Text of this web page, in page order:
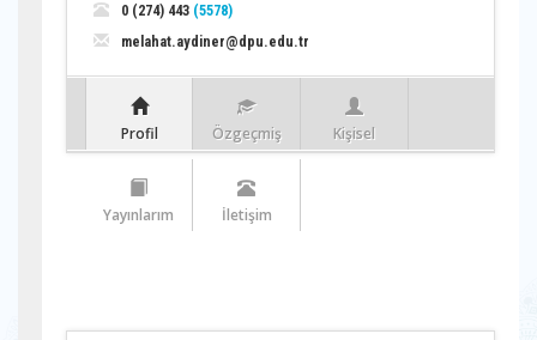
0 (274) 443 (5578)
melahat.aydiner@dpu.edu.tr
Profil Özgeçmiş Kişisel
Yayınlarım İletişim